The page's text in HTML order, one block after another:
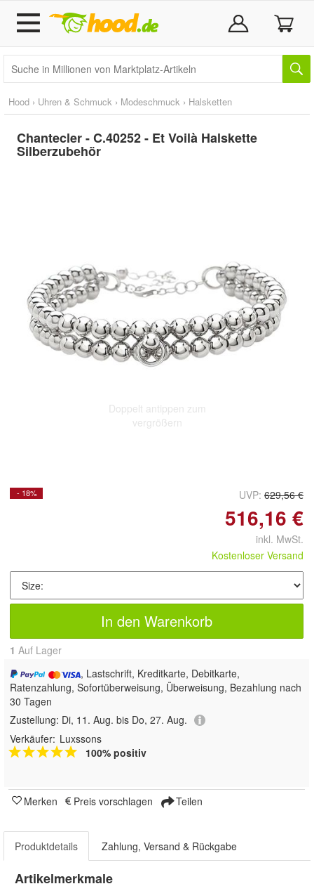
Hood › Uhren & Schmuck › Modeschmuck › Halsketten
Chantecler - C.40252 - Et Voilà Halskette
Silberzubehör
Doppelt antippen zum
vergrößern
- 18% UVP: 629,56 €
516,16 €
inkl. MwSt.
Kostenloser Versand
In den Warenkorb
1 Auf Lager
, Lastschrift, Kreditkarte, Debitkarte,
Ratenzahlung, Sofortüberweisung, Überweisung, Bezahlung nach
30 Tagen
Zustellung: Di, 11. Aug. bis Do, 27. Aug.
Verkäufer: Luxssons
100% positiv
Merken Preis vorschlagen Teilen
Produktdetails Zahlung, Versand & Rückgabe
Artikelmerkmale